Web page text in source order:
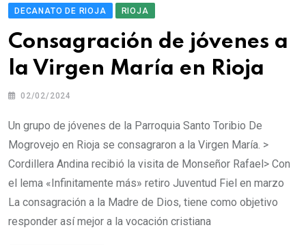
DECANATO DE RIOJA RIOJA
Consagración de jóvenes a
la Virgen María en Rioja
02/02/2024
Un grupo de jóvenes de la Parroquia Santo Toribio De
Mogrovejo en Rioja se consagraron a la Virgen María. >
Cordillera Andina recibió la visita de Monseñor Rafael> Con
el lema «Infinitamente más» retiro Juventud Fiel en marzo
La consagración a la Madre de Dios, tiene como objetivo
responder así mejor a la vocación cristiana